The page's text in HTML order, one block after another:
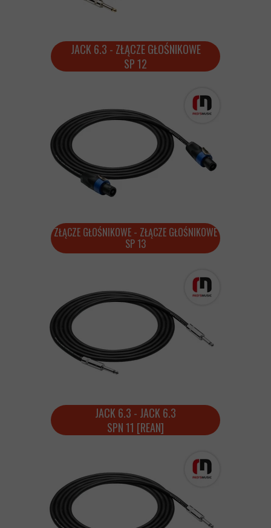
JACK 6.3 - JACK 6.3
SPN 11 [REAN]
ZŁĄCZE GŁOŚNIKOWE - ZŁĄCZE GŁOŚNIKOWE
SP 13
JACK 6.3 - ZŁĄCZE GŁOŚNIKOWE
SP 12